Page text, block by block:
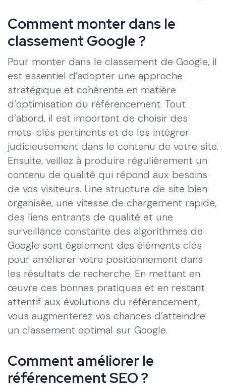
Comment monter dans le
classement Google ?
Pour monter dans le classement de Google, il
est essentiel d’adopter une approche
stratégique et cohérente en matière
d’optimisation du référencement. Tout
d’abord, il est important de choisir des
mots-clés pertinents et de les intégrer
judicieusement dans le contenu de votre site.
Ensuite, veillez à produire régulièrement un
contenu de qualité qui répond aux besoins
de vos visiteurs. Une structure de site bien
organisée, une vitesse de chargement rapide,
des liens entrants de qualité et une
surveillance constante des algorithmes de
Google sont également des éléments clés
pour améliorer votre positionnement dans
les résultats de recherche. En mettant en
œuvre ces bonnes pratiques et en restant
attentif aux évolutions du référencement,
vous augmenterez vos chances d’atteindre
un classement optimal sur Google.
Comment améliorer le
référencement SEO ?